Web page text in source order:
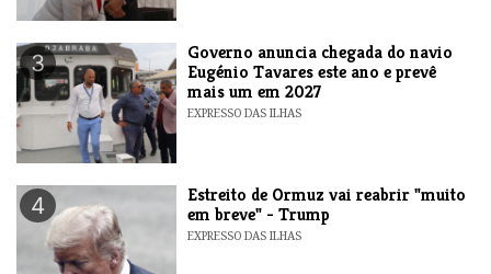
3
Governo anuncia chegada do navio
Eugénio Tavares este ano e prevê
mais um em 2027
EXPRESSO DAS ILHAS
4
Estreito de Ormuz vai reabrir "muito
em breve" - Trump
EXPRESSO DAS ILHAS